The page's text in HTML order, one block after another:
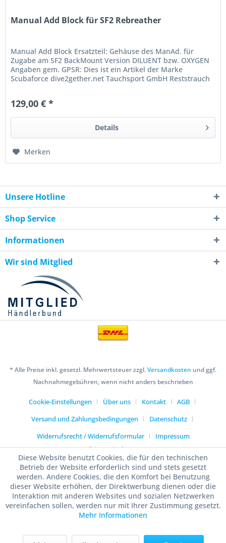
Manual Add Block für SF2 Rebreather
Manual Add Block Ersatzteil: Gehäuse des ManAd. für
Zugabe am SF2 BackMount Version DILUENT bzw. OXYGEN
Angaben gem. GPSR: Dies ist ein Artikel der Marke
Scubaforce dive2gether.net Tauchsport GmbH Reststrauch
129,00 € *
Details
Merken
Unsere Hotline
Shop Service
Informationen
Wir sind Mitglied
* Alle Preise inkl. gesetzl. Mehrwertsteuer zzgl.Versandkosten und ggf.
Nachnahmegebühren, wenn nicht anders beschrieben
Cookie-Einstellungen Über uns Kontakt
AGB
Versand und Zahlungsbedingungen
Datenschutz
Widerrufsrecht / Widerrufsformular
Impressum
Realisiert mit Shopware
Diese Website benutzt Cookies, die für den technischen
Betrieb der Website erforderlich sind und stets gesetzt
werden. Andere Cookies, die den Komfort bei Benutzung
dieser Website erhöhen, der Direktwerbung dienen oder die
Interaktion mit anderen Websites und sozialen Netzwerken
vereinfachen sollen, werden nur mit Ihrer Zustimmung gesetzt.
Mehr Informationen